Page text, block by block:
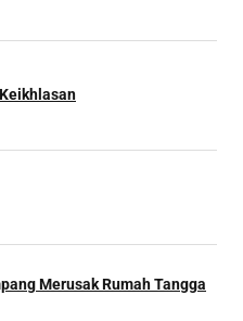
Merusak Rumah Tangga